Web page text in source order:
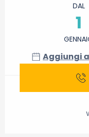
DAL
1
Aggiungi